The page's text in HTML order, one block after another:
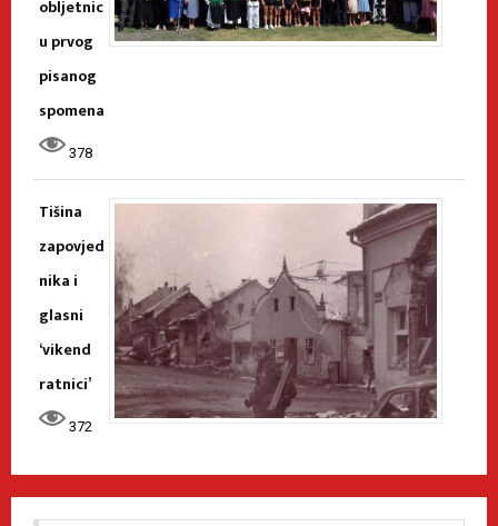
obljetnic
u prvog
pisanog
spomena
378
Tišina
zapovjed
nika i
glasni
‘vikend
ratnici’
372